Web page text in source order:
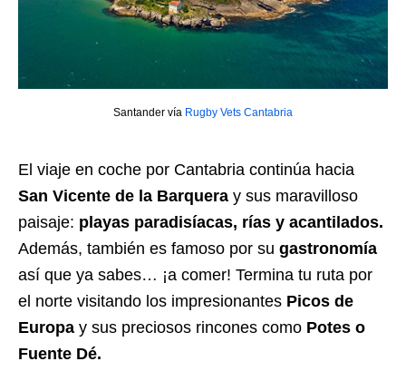
Santander vía Rugby Vets Cantabria
El viaje en coche por Cantabria continúa hacia
San Vicente de la Barquera y sus maravilloso
paisaje: playas paradisíacas, rías y acantilados.
Además, también es famoso por su gastronomía
así que ya sabes… ¡a comer! Termina tu ruta por
el norte visitando los impresionantes Picos de
Europa y sus preciosos rincones como Potes o
Fuente Dé.